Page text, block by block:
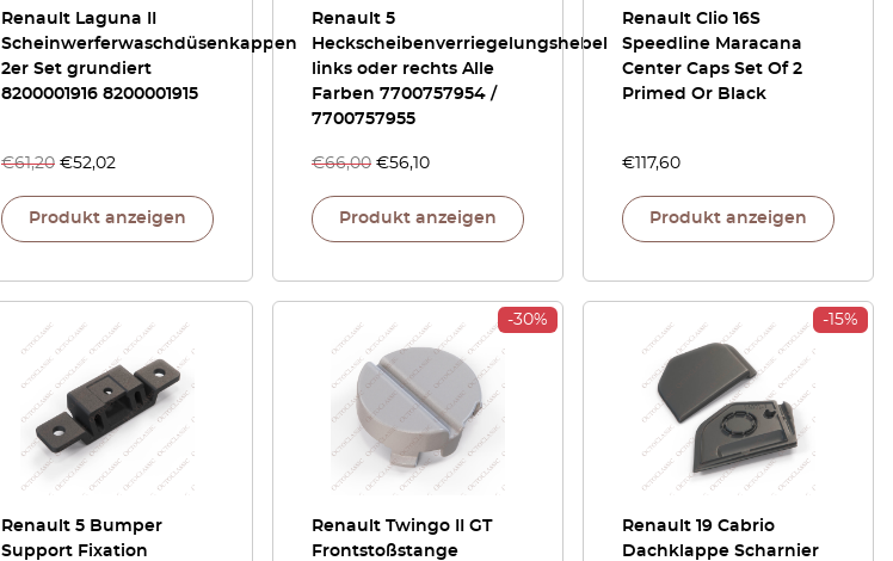
Renault Laguna II
Scheinwerferwaschdüsenkappen
2er Set grundiert
8200001916 8200001915
€61,20 €52,02
Produkt anzeigen
Renault 5
Heckscheibenverriegelungshebel
links oder rechts Alle
Farben 7700757954 /
7700757955
€66,00 €56,10
Produkt anzeigen
Renault Clio 16S
Speedline Maracana
Center Caps Set Of 2
Primed Or Black
€ 117,60
Produkt anzeigen
Renault 5 Bumper
Support Fixation
-30%
Renault Twingo II GT
Frontstoßstange
-15%
Renault 19 Cabrio
Dachklappe Scharnier